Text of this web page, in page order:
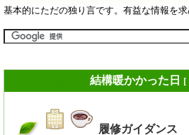
基本的にただの独り言です。有益な情報を
結構暖かかった日 [
履修ガイダンス